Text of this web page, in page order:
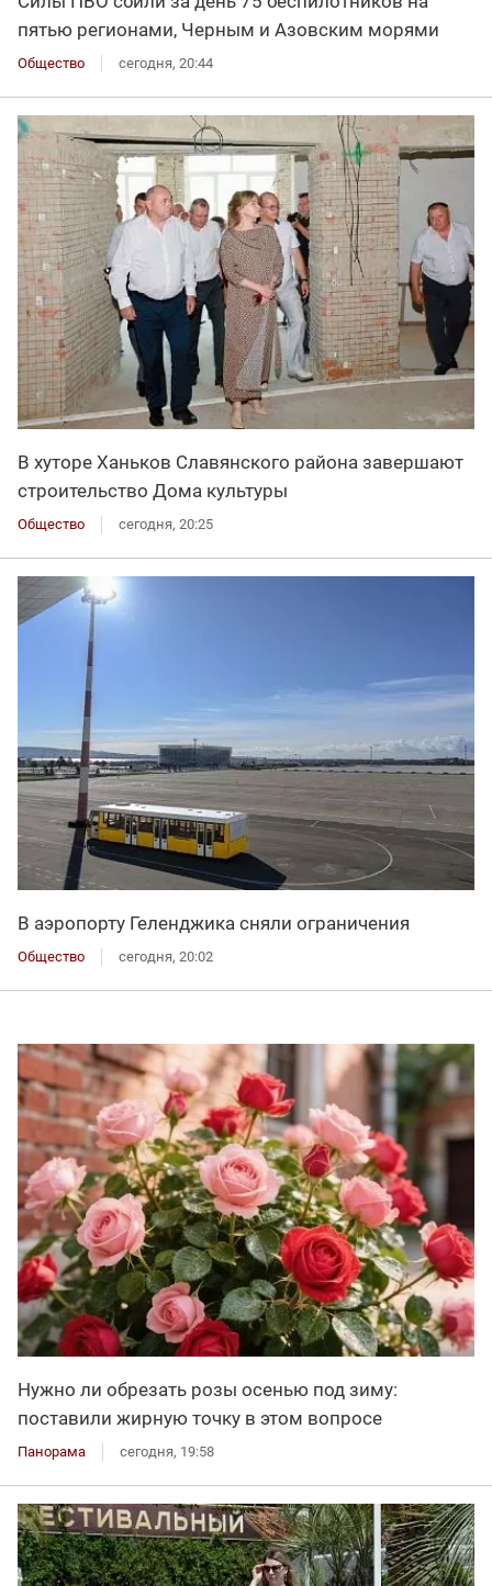
пятью регионами, Черным и Азовским морями
Общество сегодня, 20:44
В хуторе Ханьков Славянского района завершают
строительство Дома культуры
Общество сегодня, 20:25
В аэропорту Геленджика сняли ограничения
Общество сегодня, 20:02
Нужно ли обрезать розы осенью под зиму:
поставили жирную точку в этом вопросе
Панорама сегодня, 19:58